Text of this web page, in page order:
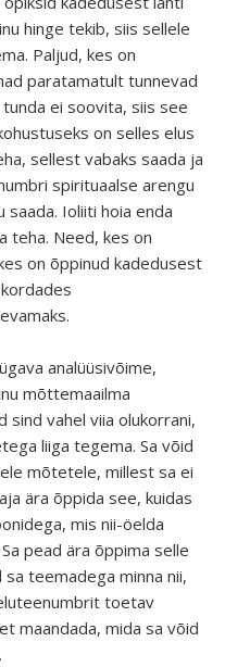
hinge tekib, siis sellele
Paljud, kes on
paratamatult tunnevad
ei soovita, siis see
on selles elus
sellest vabaks saada ja
spirituaalse arengu
Ioliiti hoia enda
teha. Need, kes on
on õppinud kadedusest
analüüsivõime,
mõttemaailma
sind vahel viia olukorrani,
liiga tegema. Sa võid
mõtetele, millest sa ei
ära õppida see, kuidas
mis nii-öelda
pead ära õppima selle
teemadega minna nii,
toetav
maandada, mida sa võid